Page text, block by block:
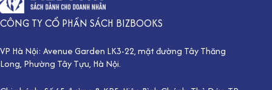
CÔNG TY CỔ PHẦN SÁCH BIZBOOKS
VP Hà Nội: Avenue Garden LK3-22, mặt đường Tây Thăng
Long, Phường Tây Tựu, Hà Nội.